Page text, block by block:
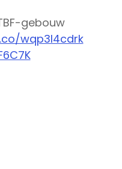
15, 2016
gebouw
wqp3I4cdrk